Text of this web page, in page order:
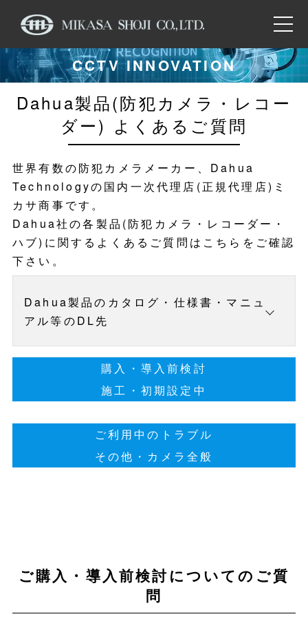
CCTV INNOVATION
Dahua製品(防犯カメラ・レコー
ダー) よくあるご質問
世界有数の防犯カメラメーカー、Dahua
Technologyの国内一次代理店(正規代理店)ミ
カサ商事です。
Dahua社の各製品(防犯カメラ・レコーダー・
ハブ)に関するよくあるご質問はこちらをご確認
下さい。
Dahua製品のカタログ・仕様書・マニュ
アル等のDL先
コンテンツ 参照先
Dahua製品カタロ
グ
ダウンロードペー
ジ
個別仕様書 イプロス
内
購入・導入前検討
施工・初期設定中
ご利用中のトラブル
その他・カメラ全般
ご購入・導入前検討についてのご質
問